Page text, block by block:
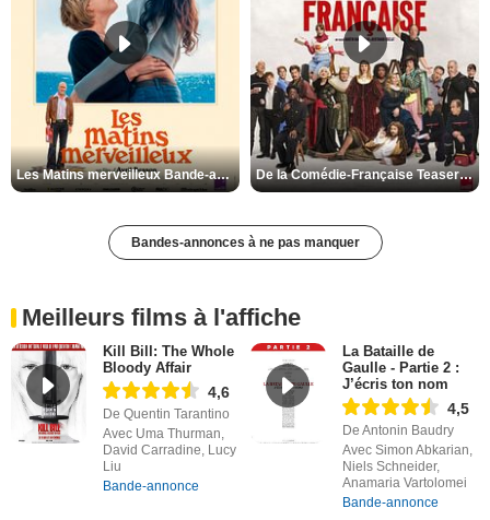
Les Matins merveilleux Bande-annonce VF De la Comédie-Française Teaser VF
Bandes-annonces à ne pas manquer
Meilleurs films à l'affiche
Kill Bill: The Whole
Bloody Affair
4,6
De Quentin Tarantino
Avec Uma Thurman,
David Carradine, Lucy
Liu
Bande-annonce
La Bataille de
Gaulle - Partie 2 :
J’écris ton nom
4,5
De Antonin Baudry
Avec Simon Abkarian,
Niels Schneider,
Anamaria Vartolomei
Bande-annonce